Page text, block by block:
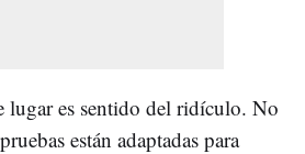
lugar es sentido del ridículo. No
están adaptadas para